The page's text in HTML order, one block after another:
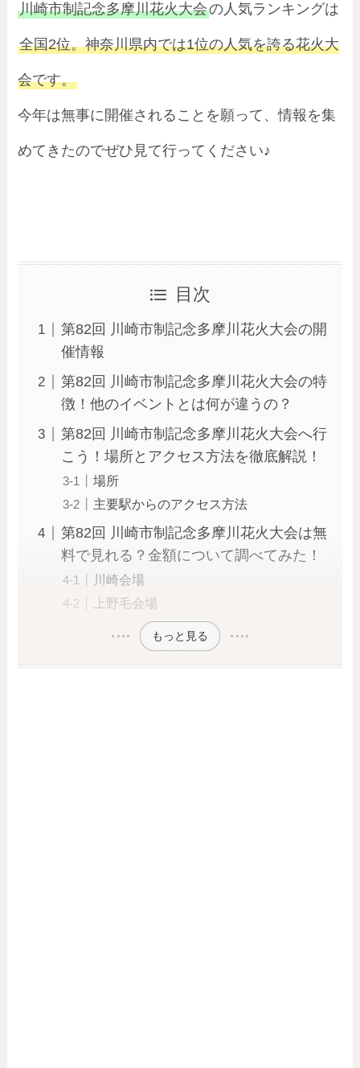
川崎市制記念多摩川花火大会の人気ランキングは
全国2位。神奈川県内では1位の人気を誇る花火大
会です。
今年は無事に開催されることを願って、情報を集
めてきたのでぜひ見て行ってください♪
目次
第82回 川崎市制記念多摩川花火大会の開
催情報
第82回 川崎市制記念多摩川花火大会の特
徴！他のイベントとは何が違うの？
第82回 川崎市制記念多摩川花火大会へ行
こう！場所とアクセス方法を徹底解説！
場所
主要駅からのアクセス方法
第82回 川崎市制記念多摩川花火大会は無
料で見れる？金額について調べてみた！
川崎会場
上野毛会場
もっと見る